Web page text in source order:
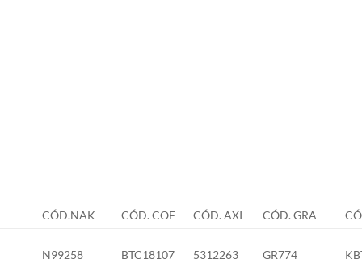
CÓD.NAK CÓD. COF CÓD. AXI CÓD. GRA
N99258 BTC18107 5312263 GR774